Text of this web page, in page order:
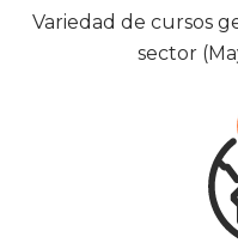
Variedad de cursos
sector